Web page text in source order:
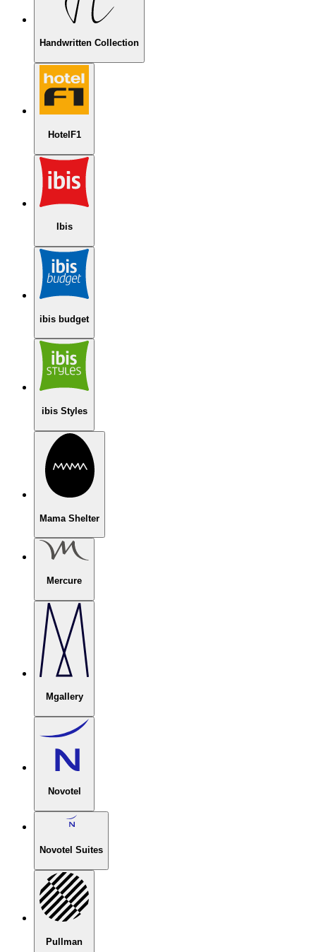
Handwritten Collection
HotelF1
Ibis
ibis budget
ibis Styles
Mama Shelter
Mercure
Mgallery
Novotel
Novotel Suites
Pullman